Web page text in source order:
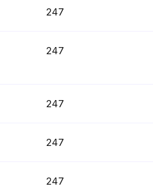
247
247
247
247
247